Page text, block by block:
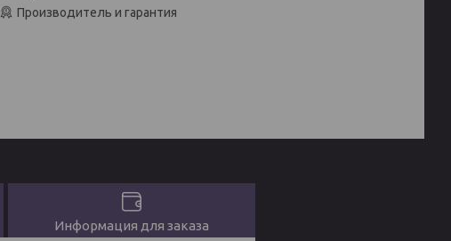
Производитель и гарантия
Информация для заказа